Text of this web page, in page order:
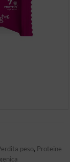
peso, Proteine